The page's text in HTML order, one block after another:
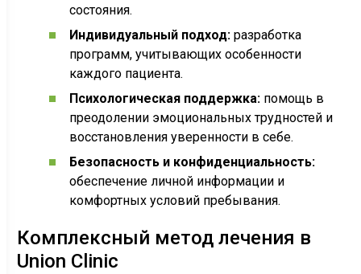
состояния.
Индивидуальный подход:разработка
программ, учитывающих особенности
каждого пациента.
Психологическая поддержка:помощь в
преодолении эмоциональных трудностей и
восстановления уверенности в себе.
Безопасность и конфиденциальность:
обеспечение личной информации и
комфортных условий пребывания.
Комплексный метод лечения в
Union Clinic